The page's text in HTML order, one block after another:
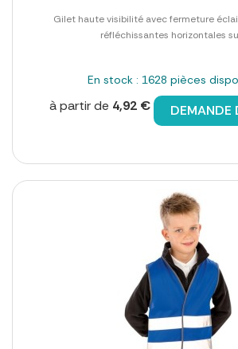
Gilet haute visibilité avec fermeture
réfléchissantes horizontales
En stock : 1628 pièces
à partir de 4,92 € DEMANDE